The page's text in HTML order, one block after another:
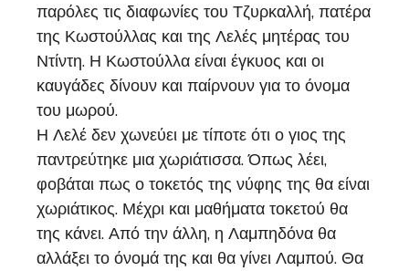
παρόλες τις διαφωνίες του Τζυρκαλλή, πατέρα
της Κωστούλλας και της Λελές μητέρας του
Ντίντη. Η Κωστούλλα είναι έγκυος και οι
καυγάδες δίνουν και παίρνουν για το όνομα
του μωρού.
Η Λελέ δεν χωνεύει με τίποτε ότι ο γιος της
παντρεύτηκε μια χωριάτισσα. Όπως λέει,
φοβάται πως ο τοκετός της νύφης της θα είναι
χωριάτικος. Μέχρι και μαθήματα τοκετού θα
της κάνει. Από την άλλη, η Λαμπηδόνα θα
αλλάξει το όνομά της και θα γίνει Λαμπού. Θα